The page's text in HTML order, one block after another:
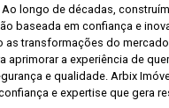
longo de décadas,
baseada em confiança e
as transformações do
aprimorar a experiência de
e qualidade. Arbix
e expertise que gera